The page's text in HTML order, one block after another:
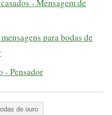
- Mensagem de
para bodas de
- Pensador
de ouro